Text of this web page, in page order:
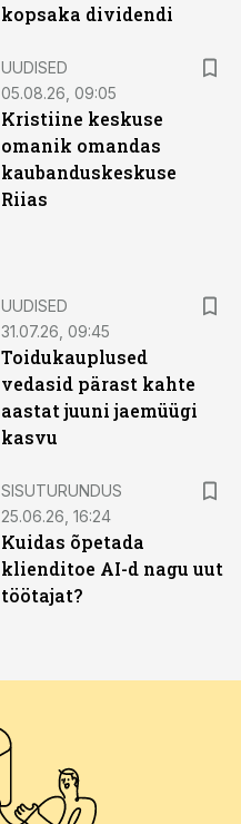
kopsaka dividendi
UUDISED
05.08.26, 09:05
Kristiine keskuse
omanik omandas
kaubanduskeskuse
Riias
UUDISED
31.07.26, 09:45
Toidukauplused
vedasid pärast kahte
aastat juuni jaemüügi
kasvu
SISUTURUNDUS
25.06.26, 16:24
Kuidas õpetada
klienditoe AI-d nagu uut
töötajat?